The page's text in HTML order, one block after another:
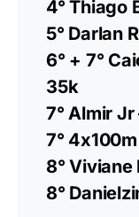
conquista de
competidoras
na primeira
QUE
Alison
Letícia